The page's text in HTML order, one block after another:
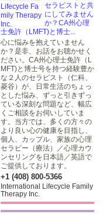
セラピストと共
にしてみません
か？CA州心理
士免許（LMFT)と博士...
心に悩みを抱えていません
か？是非、お話をお聴かせく
ださい。CA州心理士免許（L
MFT)と博士号を持つ経験豊か
な２人のセラピスト（仁科、
菱谷）が、日常生活のちょっ
とした悩み、ずっと引きずっ
ている深刻な問題など、幅広
くご相談をお伺いしていま
す。当方では、多くの方々の
より良い心の健康を目指し、
個人、カップル、家族の心理
セラピー（療法）／心理カウ
ンセリングを日本語／英語で
ご提供しております。
+1 (408) 800-5366
International Lifecycle Family
Therapy Inc.